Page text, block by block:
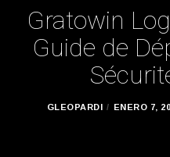
Gratowin
Guide de
GLEOPARDI ENERO 7,